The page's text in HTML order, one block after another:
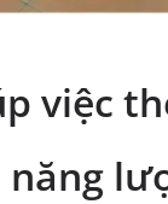
việc